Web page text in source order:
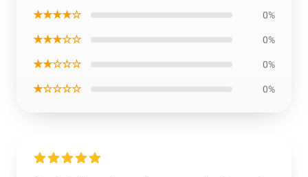
★★★★☆ 0%
★★★☆☆ 0%
★★☆☆☆ 0%
★☆☆☆☆ 0%